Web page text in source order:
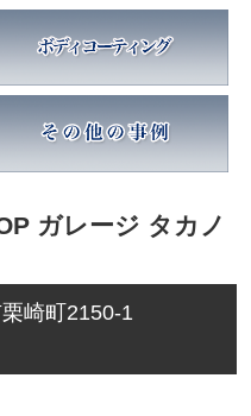
ガレージ タカノ
崎町2150-1